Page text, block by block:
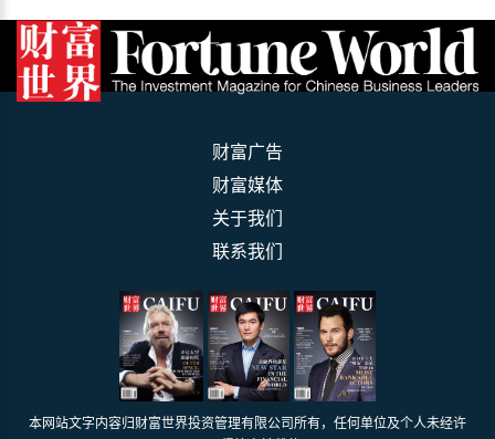
财富广告
财富媒体
关于我们
联系我们
本网站文字内容归财富世界投资管理有限公司所有，任何单位及个人未经许